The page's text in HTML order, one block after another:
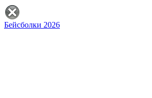
Бейсболки 2026